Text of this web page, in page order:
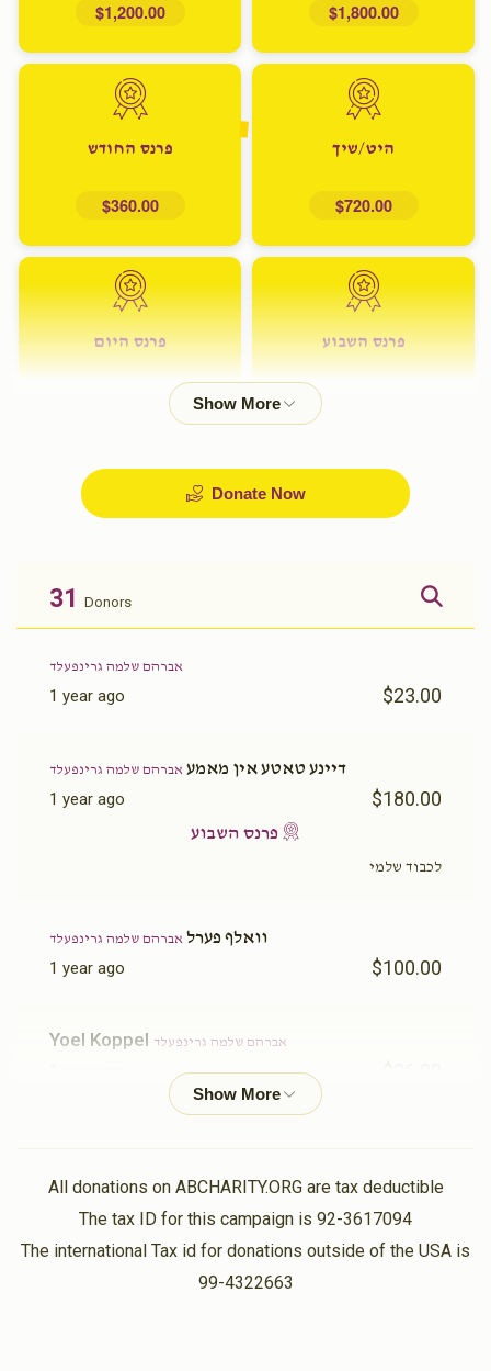
$1,800.00
$1,200.00
היט/שיך
$720.00
פרנס החודש
$360.00
פרנס השבוע פרנס היום
Donate Now
31 Donors
אברהם שלמה גרינפעלד
1 year ago $23.00
דיינע טאטע אין מאמע אברהם שלמה גרינפעלד
1 year ago $180.00
פרנס השבוע
לכבוד שלמי
וואלף פערל אברהם שלמה גרינפעלד
1 year ago $100.00
Yoel Koppel אברהם שלמה גרינפעלד
פרנס השבוע
אברהם שלמה גרינפעלד
All donations on ABCHARITY.ORG are tax deductible
The tax ID for this campaign is 92-3617094
The international Tax id for donations outside of the USA is
99-4322663